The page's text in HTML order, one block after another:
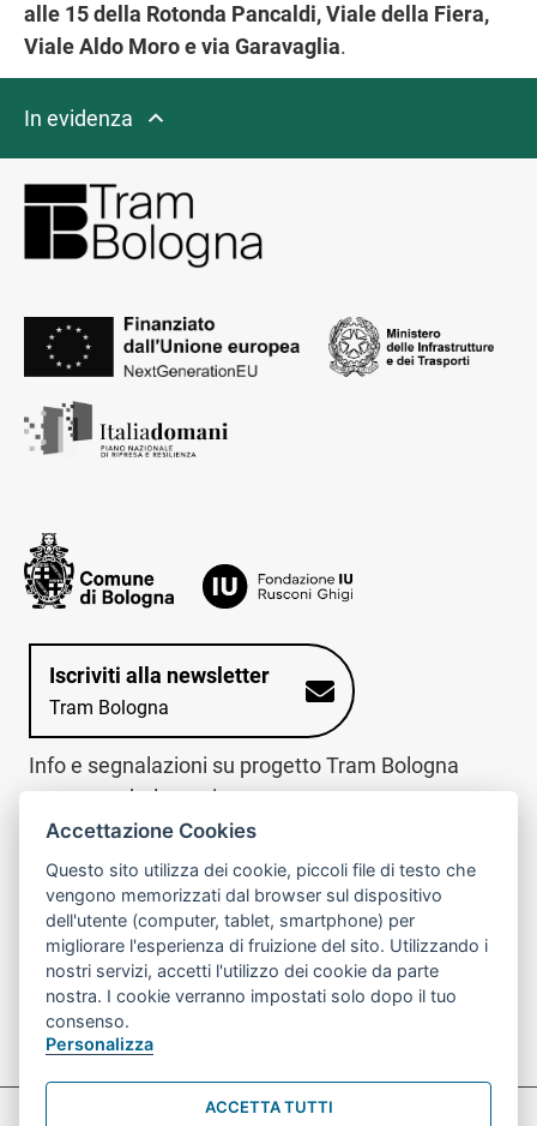
alle 15 della Rotonda Pancaldi, Viale della Fiera,
Viale Aldo Moro e via Garavaglia.
In evidenza
Iscriviti alla newsletter
Tram Bologna
Info e segnalazioni su progetto Tram Bologna
www.trambologna.it
trova infopoint sulla mappa interattiva
Trova l'infopoint
più vicino
telefona al call center
Chiama il call
center
800078611
Contatto cantiere per emergenze nei giorni festivi
o nelle ore notturne:366 65 36 063
Preferenze Cookie prova
Accettazione Cookies
Questo sito utilizza dei cookie, piccoli file di testo che
vengono memorizzati dal browser sul dispositivo
dell'utente (computer, tablet, smartphone) per
migliorare l'esperienza di fruizione del sito. Utilizzando i
nostri servizi, accetti l'utilizzo dei cookie da parte
nostra. I cookie verranno impostati solo dopo il tuo
consenso.
Personalizza
ACCETTA TUTTI